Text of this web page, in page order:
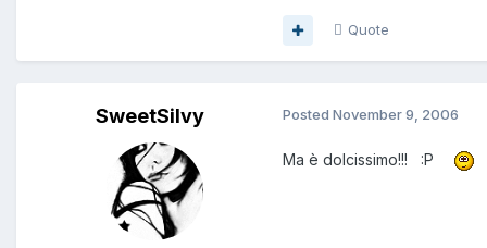
Quote
SweetSilvy Posted November 9, 2006
Ma è dolcissimo!!! :P